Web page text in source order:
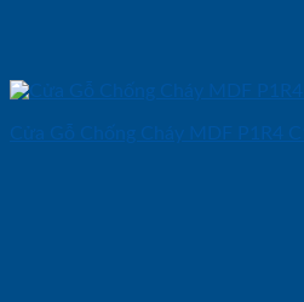
Cửa Gỗ Chống Cháy MDF P1R4 C1